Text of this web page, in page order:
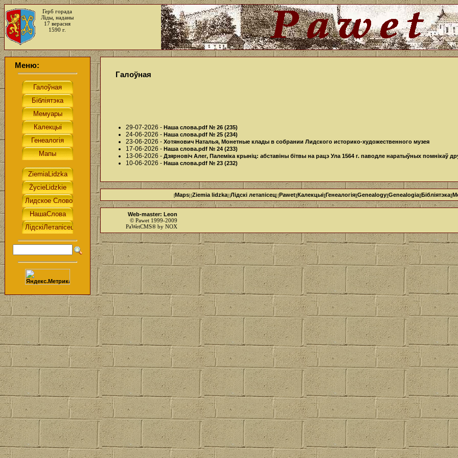
Герб горада
Ліды, наданы
17 верасня
1590 г.
Меню:
Галоўная
29-07-2026 - Наша слова.pdf № 26 (235)
24-06-2026 - Наша слова.pdf № 25 (234)
23-06-2026 - Хотянович Наталья, Монетные клады в собрании Лидского историко-художественного музея
17-06-2026 - Наша слова.pdf № 24 (233)
13-06-2026 - Дзярновіч Алег, Палеміка крыніц: абставіны бітвы на рацэ Ула 1564 г. паводле наратыўных помнікаў
10-06-2026 - Наша слова.pdf № 23 (232)
[Maps] [Ziemia lidzka] [Лідскі летапісец] [Pawet][Калекцыі][Генеалогія][Genealogy][Genealogia][Бібліятэка][
Web-master: Leon
© Pawet 1999-2009
PaWetCMS® by NOX